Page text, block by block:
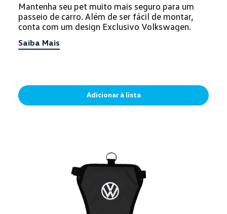
Mantenha seu pet muito mais seguro para um
passeio de carro. Além de ser fácil de montar,
conta com um design Exclusivo Volkswagen.
Saiba Mais
Adicionar à lista